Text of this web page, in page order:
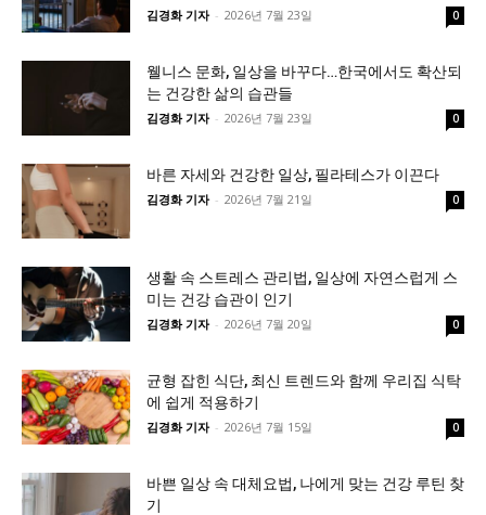
김경화 기자 - 2026년 7월 23일 0
웰니스 문화, 일상을 바꾸다…한국에서도 확산되
는 건강한 삶의 습관들
김경화 기자 - 2026년 7월 23일 0
바른 자세와 건강한 일상, 필라테스가 이끈다
김경화 기자 - 2026년 7월 21일 0
생활 속 스트레스 관리법, 일상에 자연스럽게 스
미는 건강 습관이 인기
김경화 기자 - 2026년 7월 20일 0
균형 잡힌 식단, 최신 트렌드와 함께 우리집 식탁
에 쉽게 적용하기
김경화 기자 - 2026년 7월 15일 0
바쁜 일상 속 대체요법, 나에게 맞는 건강 루틴 찾
기